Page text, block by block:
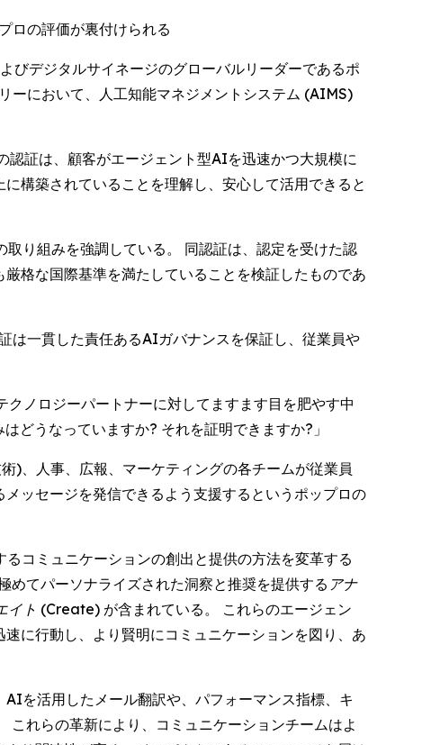
ロの評価が裏付けられる
びデジタルサイネージのグローバルリーダーであるポ
ーにおいて、人工知能マネジメントシステム (AIMS)
証は、顧客がエージェント型AIを迅速かつ大規模に
構築されていることを理解し、安心して活用できると
り組みを強調している。 同認証は、認定を受けた認
格な国際基準を満たしていることを検証したものであ
は一貫した責任あるAIガバナンスを保証し、従業員や
ノロジーパートナーに対してますます目を肥やす中
どうなっていますか? それを証明できますか?」
)、人事、広報、マーケティングの各チームが従業員
ッセージを発信できるよう支援するというポップロの
コミュニケーションの創出と提供の方法を変革する
てパーソナライズされた洞察と推奨を提供する アナ
イト (Create) が含まれている。 これらのエージェン
に行動し、より賢明にコミュニケーションを図り、あ
を活用したメール翻訳や、パフォーマンス指標、キ
れらの革新により、コミュニケーションチームはよ